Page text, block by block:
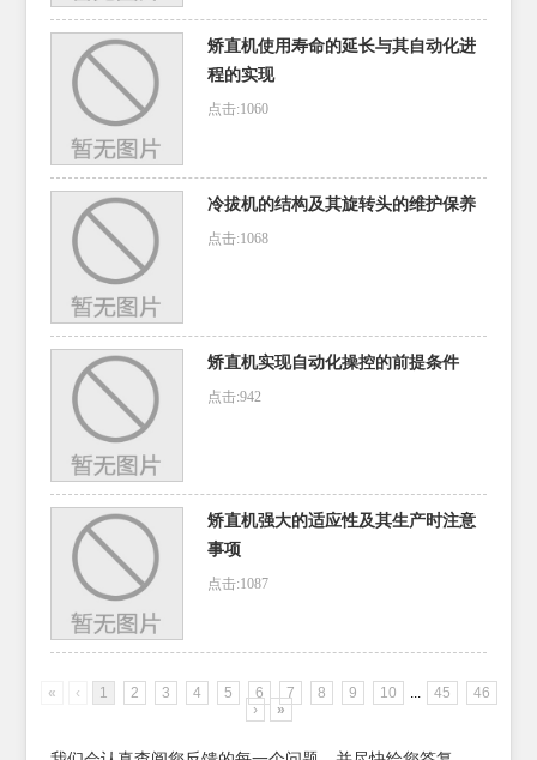
矫直机使用寿命的延长与其自动化进
程的实现
点击:1060
冷拔机的结构及其旋转头的维护保养
点击:1068
矫直机实现自动化操控的前提条件
点击:942
矫直机强大的适应性及其生产时注意
事项
点击:1087
« ‹ 1 2 3 4 5 6 7 8 9 10 45
46
›
»